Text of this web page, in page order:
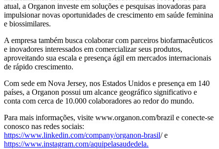
atual, a Organon investe em soluções e pesquisas inovadoras para
impulsionar novas oportunidades de crescimento em saúde feminina
e biossimilares.
A empresa também busca colaborar com parceiros biofarmacêuticos
e inovadores interessados em comercializar seus produtos,
aproveitando sua escala e presença ágil em mercados internacionais
de rápido crescimento.
Com sede em Nova Jersey, nos Estados Unidos e presença em 140
países, a Organon possui um alcance geográfico significativo e
conta com cerca de 10.000 colaboradores ao redor do mundo.
Para mais informações, visite www.organon.com/brazil e conecte-se
conosco nas redes sociais:
https://www.linkedin.com/company/organon-brasil/ e
https://www.instagram.com/aquipelasaudedela.